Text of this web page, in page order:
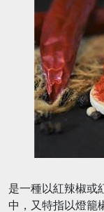
是一種以紅辣椒或
中，又特指以燈籠